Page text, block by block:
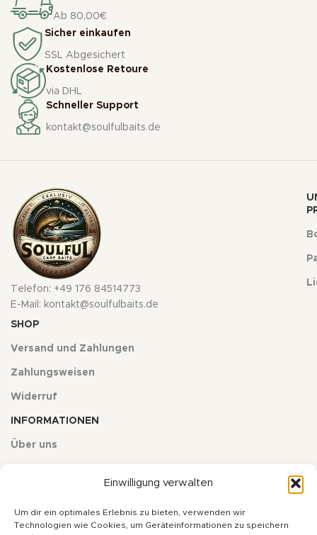
Einwilligung verwalten
Um dir ein optimales Erlebnis zu bieten, verwenden wir
Technologien wie Cookies, um Geräteinformationen zu speichern
Ab 80,00€
Sicher einkaufen
SSL Abgesichert
Kostenlose Retoure
via DHL
Schneller Support
kontakt@soulfulbaits.de
Telefon: +49 176 84514773
E-Mail: kontakt@soulfulbaits.de
SHOP
Versand und Zahlungen
Zahlungsweisen
Widerruf
INFORMATIONEN
Über uns
Datenschutz